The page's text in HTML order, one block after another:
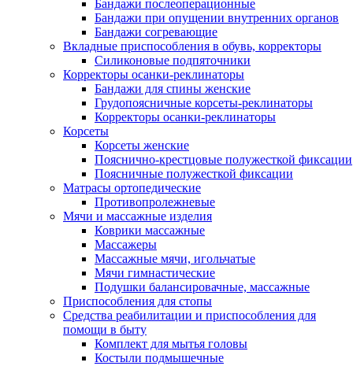
Бандажи послеоперационные
Бандажи при опущении внутренних органов
Бандажи согревающие
Вкладные приспособления в обувь, корректоры
Силиконовые подпяточники
Корректоры осанки-реклинаторы
Бандажи для спины женские
Грудопоясничные корсеты-реклинаторы
Корректоры осанки-реклинаторы
Корсеты
Корсеты женские
Пояснично-крестцовые полужесткой фиксации
Поясничные полужесткой фиксации
Матрасы ортопедические
Противопролежневые
Мячи и массажные изделия
Коврики массажные
Массажеры
Массажные мячи, игольчатые
Мячи гимнастические
Подушки балансировачные, массажные
Приспособления для стопы
Средства реабилитации и приспособления для
помощи в быту
Комплект для мытья головы
Костыли подмышечные